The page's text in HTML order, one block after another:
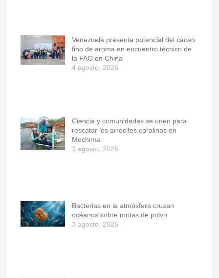
Venezuela presenta potencial del cacao
fino de aroma en encuentro técnico de
la FAO en China
4 agosto, 2026
Ciencia y comunidades se unen para
rescatar los arrecifes coralinos en
Mochima
3 agosto, 2026
Bacterias en la atmósfera cruzan
océanos sobre motas de polvo
3 agosto, 2026